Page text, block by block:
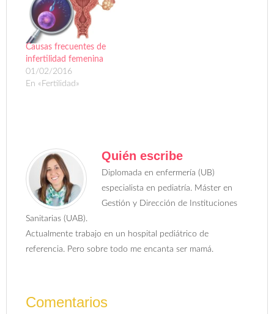
Causas frecuentes de
infertilidad femenina
01/02/2016
En «Fertilidad»
Quién escribe
Diplomada en enfermería (UB)
especialista en pediatría. Máster en
Gestión y Dirección de Instituciones
Sanitarias (UAB).
Actualmente trabajo en un hospital pediátrico de
referencia. Pero sobre todo me encanta ser mamá.
Comentarios